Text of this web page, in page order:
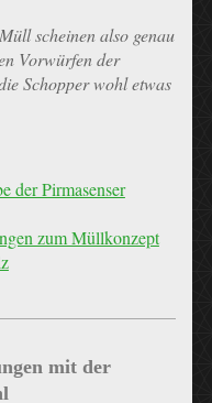
scheinen also genau
Vorwürfen der
Schopper wohl etwas
der Pirmasenser
zum Müllkonzept
mit der